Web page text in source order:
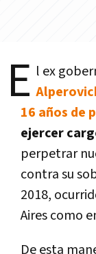
E l ex
16 años de
ejercer
perpetrar
contra su
2018,
Aires como
De esta